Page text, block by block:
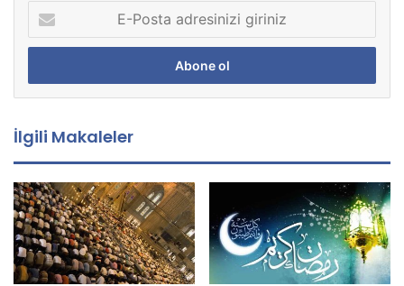
P
s
a
d
r
e
s
i
n
i
İlgili Makaleler